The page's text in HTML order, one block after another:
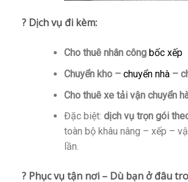
? Dịch vụ đi kèm:
Cho thuê nhân công bốc xếp
Chuyển kho – chuyển nhà–
Cho thuê xe tải vận chuyển
Đặc biệt: dịch vụ trọn gói
toàn bộ khâu nâng – xếp –
lần.
? Phục vụ tận nơi – Dù bạn ở đâu